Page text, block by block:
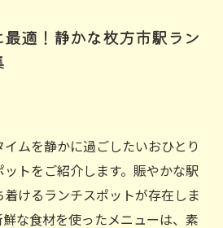
適！静かな枚方市駅ラン
ムを静かに過ごしたいおひとり
トをご紹介します。賑やかな駅
けるランチスポットが存在しま
な食材を使ったメニューは、素